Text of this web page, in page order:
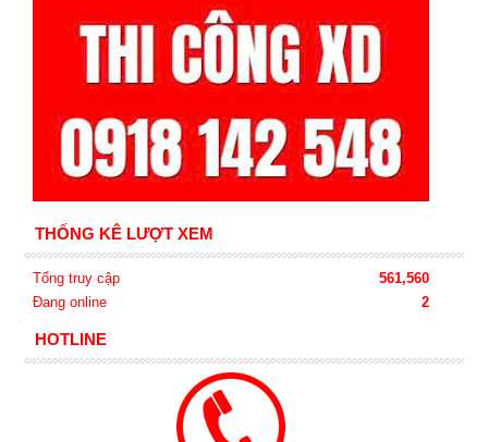
THỐNG KÊ LƯỢT XEM
Tổng truy cập
561,560
Đang online
2
HOTLINE